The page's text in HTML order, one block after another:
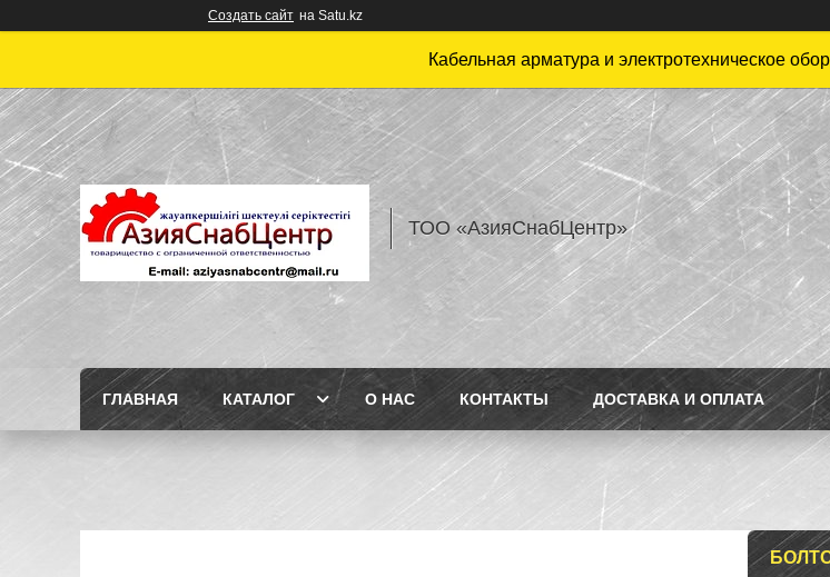
Создать сайт на Satu.kz
Кабельная арматура и электротехническое
ТОО «АзияСнабЦентр»
ГЛАВНАЯ КАТАЛОГ О НАС КОНТАКТЫ ДОСТАВКА И ОПЛАТА